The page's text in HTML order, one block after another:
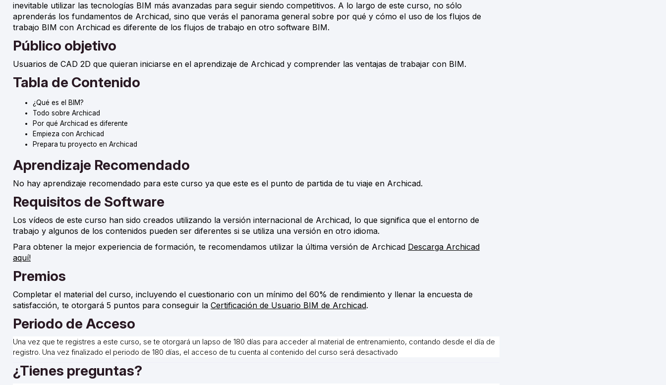
inevitable utilizar las tecnologías BIM más avanzadas para seguir siendo competitivos. A lo largo de este curso, no sólo
aprenderás los fundamentos de Archicad, sino que verás el panorama general sobre por qué y cómo el uso de los flujos de
trabajo BIM con Archicad es diferente de los flujos de trabajo en otro software BIM.
Público objetivo
Usuarios de CAD 2D que quieran iniciarse en el aprendizaje de Archicad y comprender las ventajas de trabajar con BIM.
Tabla de Contenido
¿Qué es el BIM?
Todo sobre Archicad
Por qué Archicad es diferente
Empieza con Archicad
Prepara tu proyecto en Archicad
Aprendizaje Recomendado
No hay aprendizaje recomendado para este curso ya que este es el punto de partida de tu viaje en Archicad.
Requisitos de Software
Los vídeos de este curso han sido creados utilizando la versión internacional de Archicad, lo que significa que el entorno de
trabajo y algunos de los contenidos pueden ser diferentes si se utiliza una versión en otro idioma.
Para obtener la mejor experiencia de formación, te recomendamos utilizar la última versión de Archicad Descarga Archicad
aquí!
Premios
Completar el material del curso, incluyendo el cuestionario con un mínimo del 60% de rendimiento y llenar la encuesta de
satisfacción, te otorgará 5 puntos para conseguir la Certificación de Usuario BIM de Archicad.
Periodo de Acceso
Una vez que te registres a este curso, se te otorgará un lapso de 180 días para acceder al material de entrenamiento, contando desde el día de
registro. Una vez finalizado el periodo de 180 días, el acceso de tu cuenta al contenido del curso será desactivado
¿Tienes preguntas?